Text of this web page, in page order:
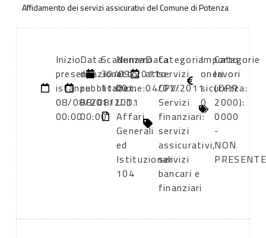
Affidamento dei servizi assicurativi del Comune di Potenza
Inizio
presentazione
istanze:
08/08/2011
00:00
Data
di
pubblicazione:
08/08/2011
00:00
Scadenza:
30/09/2011
11:00
Numero
atto:
Det.
U.D.
Affari
Generali
ed
Istituzionali
104
Data
atto:
04/07/2011
Categoria
servizi
CPV:
Servizi
finanziari:
servizi
assicurativi,
servizi
bancari e
finanziari
Importo
oneri
sicurezza:
0
Categorie
lavori
(DPR
2000):
0000
-
NON
PRESENTE